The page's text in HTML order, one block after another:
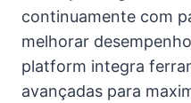
continuamente com
melhorar
platform integra
avançadas para